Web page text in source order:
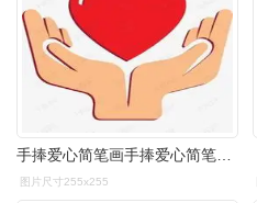
手捧爱心简笔画手捧爱心简笔画视频
图片尺寸255x255